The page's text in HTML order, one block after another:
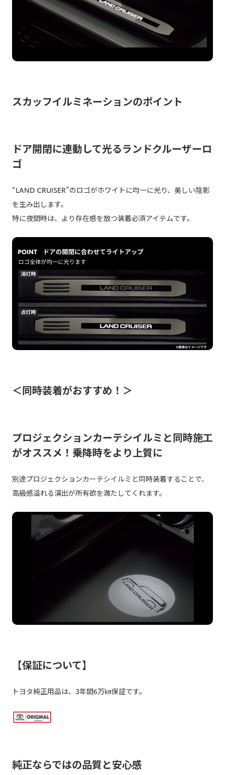
スカッフイルミネーションのポイント
ドア開閉に連動して光るランドクルーザーロ
ゴ
“LAND CRUISER”のロゴがホワイトに均一に光り、美しい陰影
を生み出します。
特に夜間時は、より存在感を放つ装着必須アイテムです。
＜同時装着がおすすめ！＞
プロジェクションカーテシイルミと同時施工
がオススメ！乗降時をより上質に
別途プロジェクションカーテシイルミと同時装着することで、
高級感溢れる演出が所有欲を満たしてくれます。
【保証について】
トヨタ純正用品は、3年間6万㎞保証です。
純正ならではの品質と安心感